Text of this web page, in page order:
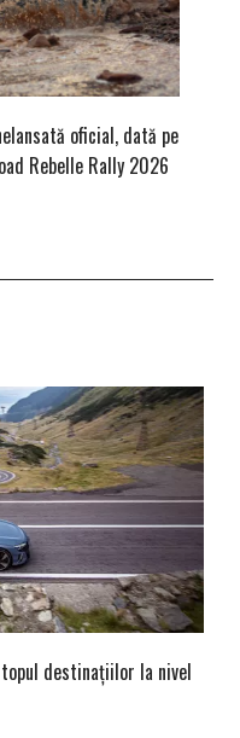
oficial, dată pe
Rebelle Rally 2026
destinațiilor la nivel